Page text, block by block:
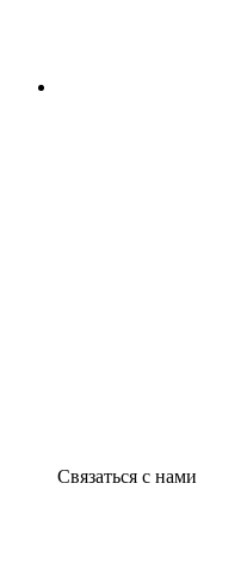
Связаться с нами